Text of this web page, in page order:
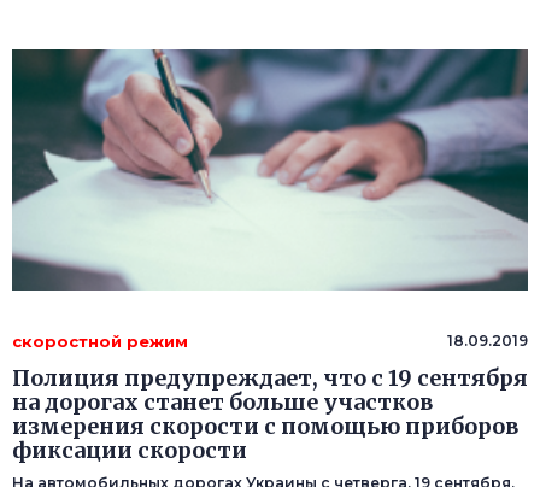
скоростной режим 18.09.2019
Полиция предупреждает, что с 19 сентября
на дорогах станет больше участков
измерения скорости с помощью приборов
фиксации скорости
На автомобильных дорогах Украины с четверга, 19 сентября,